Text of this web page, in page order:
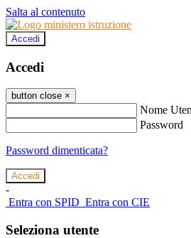
Salta al contenuto
Accedi
Accedi
button close ×
Nome
Password
Password dimenticata?
-
Entra con SPID Entra con CIE
Seleziona utente